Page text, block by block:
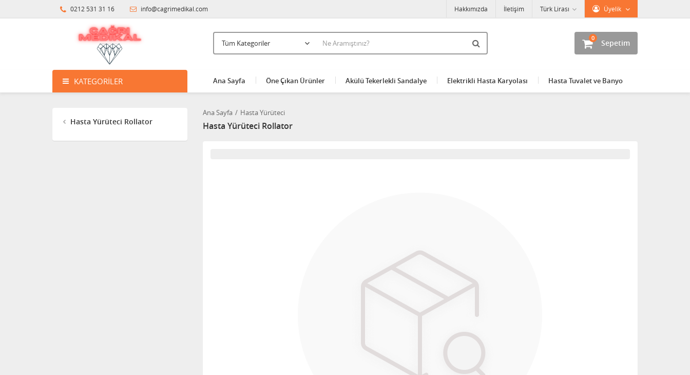
0212 531 31 16 info@cagrimedikal.com Üyelik
Türk Lirası
Hakkımızda İletişim
Sepetim
0
KATEGORILER Ana Sayfa Öne Çıkan Ürünler Akülü Tekerlekli Sandalye Elektrikli Hasta Karyolası Hasta Tuvalet ve Banyo
Hasta Yürüteci Rollator
Ana Sayfa Hasta Yürüteci
Hasta Yürüteci Rollator